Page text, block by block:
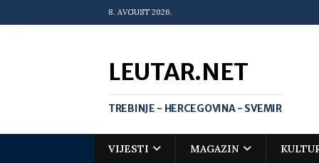
8. AVGUST 2026.
LEUTAR.NET
TREBINJE - HERCEGOVINA - SVEMIR
VIJESTI MAGAZIN